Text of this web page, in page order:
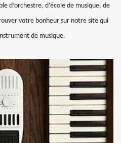
d’orchestre, d’école de musique, de
votre bonheur sur notre site qui
de musique.